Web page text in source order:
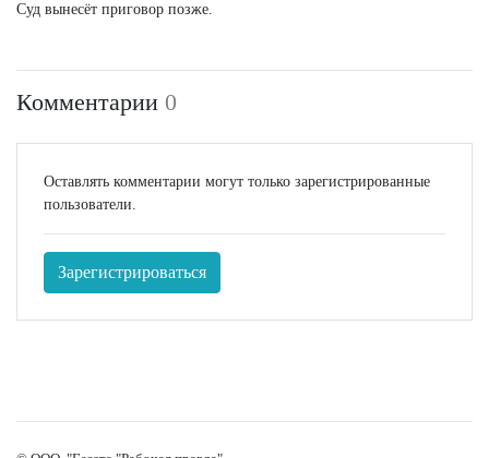
Суд вынесёт приговор позже.
Комментарии 0
Оставлять комментарии могут только зарегистрированные
пользователи.
Зарегистрироваться